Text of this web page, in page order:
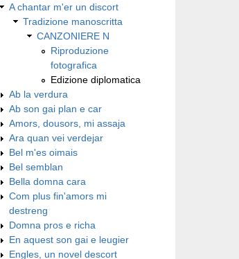
A chantar m'er un discort
Tradizione manoscritta
CANZONIERE N
Riproduzione
fotografica
Edizione diplomatica
Ab la verdura
Ab son gai plan e car
Amors, dousors, mi assaja
Ara quan vei verdejar
Bel m'es oimais
Bel semblan
Bella domna cara
Com plus fin'amors mi
destreng
Domna pros e richa
En aquest son gai e leugier
Engles, un novel descort